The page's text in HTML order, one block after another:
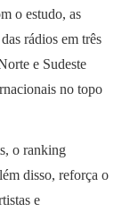
o estudo, as
rádios em três
e Sudeste
no topo
o ranking
disso, reforça o
e